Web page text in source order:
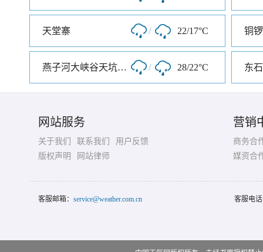
天堂寨 / 22/17°C 铜
燕子河大峡谷天坑仙境 / 28/22°C 东
网站服务
关于我们 联系我们
用户反馈
版权声明
网站律师
营销
商务合
媒资合
客服邮箱： service@weather.com.cn 客服电